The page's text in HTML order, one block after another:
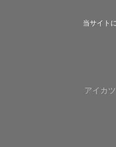
当サイト
アイカツ